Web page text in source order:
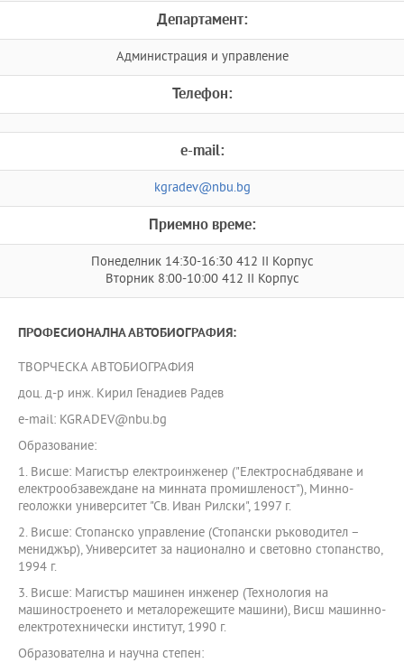
Департамент:
Администрация и управление
Телефон:
e-mail:
kgradev@nbu.bg
Приемно време:
Понеделник 14:30-16:30 412 II Корпус
Вторник 8:00-10:00 412 II Корпус
ПРОФЕСИОНАЛНА АВТОБИОГРАФИЯ:
ТВОРЧЕСКА АВТОБИОГРАФИЯ
доц. д-р инж. Кирил Генадиев Радев
e-mail: KGRADEV@nbu.bg
Образование:
1. Висше: Магистър електроинженер ("Електроснабдяване и
електрообзавеждане на минната промишленост"), Минно-
геоложки университет "Св. Иван Рилски", 1997 г.
2. Висше: Стопанско управление (Стопански ръководител –
мениджър), Университет за национално и световно стопанство,
1994 г.
3. Висше: Магистър машинен инженер (Технология на
машиностроенето и металорежещите машини), Висш машинно-
електротехнически институт, 1990 г.
Образователна и научна степен: